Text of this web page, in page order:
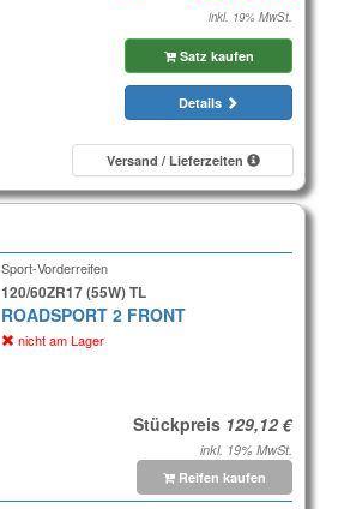
inkl. 19% MwSt.
Satz kaufen
Details
Versand / Lieferzeiten
Sport-Vorderreifen
120/60ZR17 (55W) TL
ROADSPORT 2 FRONT
nicht am Lager
Stückpreis
inkl. 19% MwSt.
Reifen kaufen